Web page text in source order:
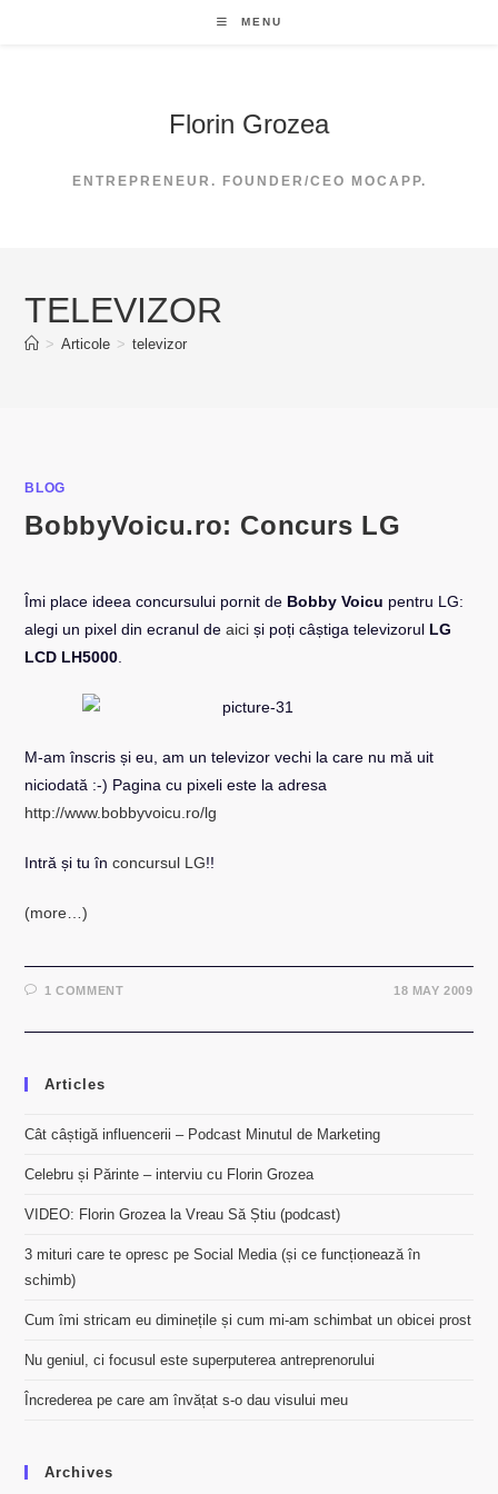
MENU
Florin Grozea
ENTREPRENEUR. FOUNDER/CEO MOCAPP.
TELEVIZOR
> Articole > televizor
BLOG
BobbyVoicu.ro: Concurs LG
Îmi place ideea concursului pornit de Bobby Voicu pentru LG:
alegi un pixel din ecranul deaici și poți câștiga televizorul LG
LCD LH5000
M-am înscris și eu, am un televizor vechi la care nu mă uit
niciodată :-) Pagina cu pixeli este la adresa
http://www.bobbyvoicu.ro/lg
Intră și tu înconcursul LG!!
(more…)
1 COMMENT 18 MAY 2009
Articles
Cât câștigă influencerii – Podcast Minutul de Marketing
Celebru și Părinte – interviu cu Florin Grozea
VIDEO: Florin Grozea la Vreau Să Știu (podcast)
3 mituri care te opresc pe Social Media (și ce funcționează în
schimb)
Cum îmi stricam eu diminețile și cum mi-am schimbat un obicei prost
Nu geniul, ci focusul este superputerea antreprenorului
Încrederea pe care am învățat s-o dau visului meu
Archives